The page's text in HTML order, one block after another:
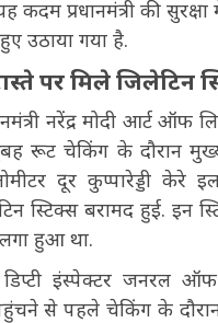
कदम प्रधानमंत्री की
उठाया गया है.
पर मिले जिलेटिन
नरेंद्र मोदी आर्ट ऑफ
रूट चेकिंग के दौरान
दूर कुप्पारेड्डी केरे
स्टिक्स बरामद हुई. इन
हुआ था.
इंस्पेक्टर जनरल
पहुंचने से पहले चेकिंग के